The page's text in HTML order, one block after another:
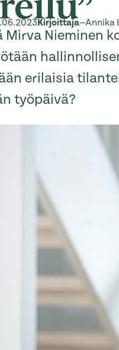
Kirjoittaja—Annika
Mirva Nieminen
erilaisia
työpäivä?